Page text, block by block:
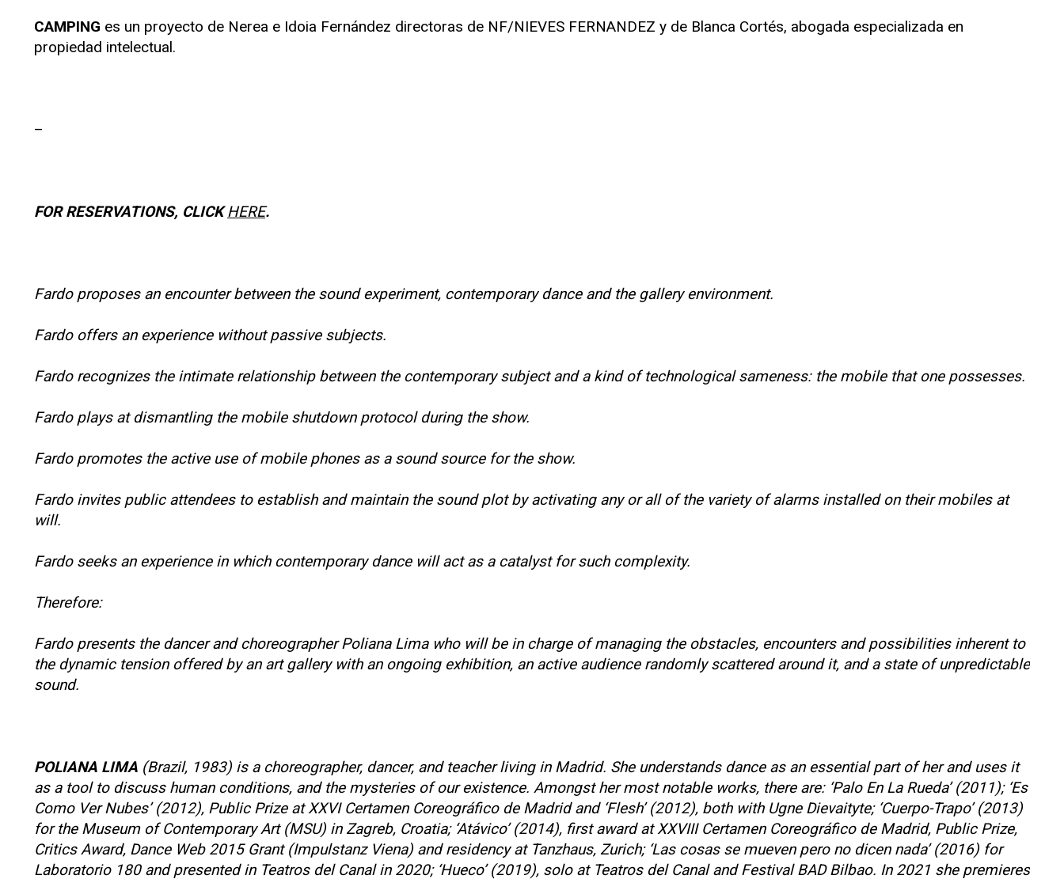
CAMPING es un proyecto de Nerea e Idoia Fernández directoras de NF/NIEVES FERNANDEZ y de Blanca Cortés, abogada especializada en
propiedad intelectual.
–
FOR RESERVATIONS, CLICKHERE.
Fardo proposes an encounter between the sound experiment, contemporary dance and the gallery environment.
Fardo offers an experience without passive subjects.
Fardo recognizes the intimate relationship between the contemporary subject and a kind of technological sameness: the mobile that one possesses.
Fardo plays at dismantling the mobile shutdown protocol during the show.
Fardo promotes the active use of mobile phones as a sound source for the show.
Fardo invites public attendees to establish and maintain the sound plot by activating any or all of the variety of alarms installed on their mobiles at
will.
Fardo seeks an experience in which contemporary dance will act as a catalyst for such complexity.
Therefore:
Fardo presents the dancer and choreographer Poliana Lima who will be in charge of managing the obstacles, encounters and possibilities inherent to
the dynamic tension offered by an art gallery with an ongoing exhibition, an active audience randomly scattered around it, and a state of unpredictable
sound.
POLIANA LIMA (Brazil, 1983) is a choreographer, dancer, and teacher living in Madrid. She understands dance as an essential part of her and uses it
as a tool to discuss human conditions, and the mysteries of our existence. Amongst her most notable works, there are: ‘Palo En La Rueda’ (2011); ‘Es
Como Ver Nubes’ (2012), Public Prize at XXVI Certamen Coreográfico de Madrid and ‘Flesh’ (2012), both with Ugne Dievaityte; ‘Cuerpo-Trapo’ (2013)
for the Museum of Contemporary Art (MSU) in Zagreb, Croatia; ‘Atávico’ (2014), first award at XXVIII Certamen Coreográfico de Madrid, Public Prize,
Critics Award, Dance Web 2015 Grant (Impulstanz Viena) and residency at Tanzhaus, Zurich; ‘Las cosas se mueven pero no dicen nada’ (2016) for
Laboratorio 180 and presented in Teatros del Canal in 2020; ‘Hueco’ (2019), solo at Teatros del Canal and Festival BAD Bilbao. In 2021 she premieres